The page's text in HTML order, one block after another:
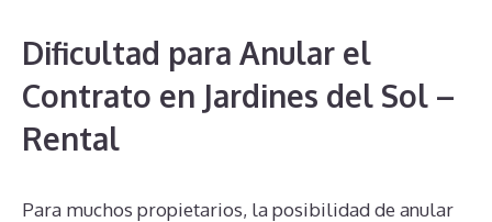
Dificultad para Anular el
Contrato en Jardines del Sol –
Rental
Para muchos propietarios, la posibilidad de anular